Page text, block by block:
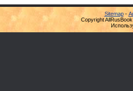
Sitemap-
Copyright